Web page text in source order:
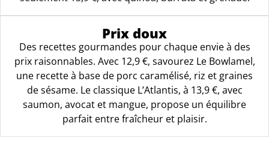
Prix doux
Des recettes gourmandes pour chaque envie à des
prix raisonnables. Avec 12,9 €, savourez Le Bowlamel,
une recette à base de porc caramélisé, riz et graines
de sésame. Le classique L’Atlantis, à 13,9 €, avec
saumon, avocat et mangue, propose un équilibre
parfait entre fraîcheur et plaisir.